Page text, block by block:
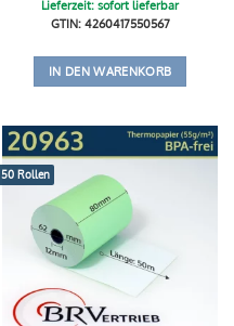
Lieferzeit: sofort lieferbar
GTIN: 4260417550567
IN DEN WARENKORB
50 Rollen